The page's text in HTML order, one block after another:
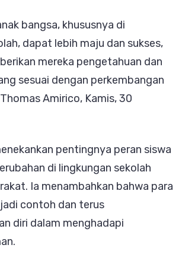
bangsa, khususnya di
dapat lebih maju dan sukses,
mereka pengetahuan dan
sesuai dengan perkembangan
Amirico, Kamis, 30
pentingnya peran siswa
di lingkungan sekolah
Ia menambahkan bahwa para
contoh dan terus
diri dalam menghadapi